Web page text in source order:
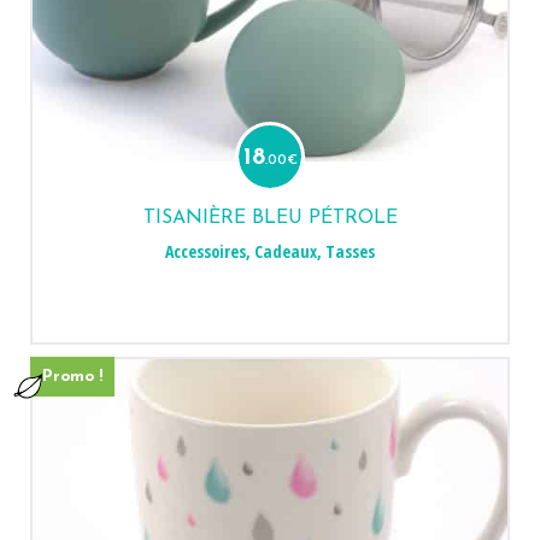
18.00€
TISANIÈRE BLEU PÉTROLE
Accessoires, Cadeaux, Tasses
Promo !